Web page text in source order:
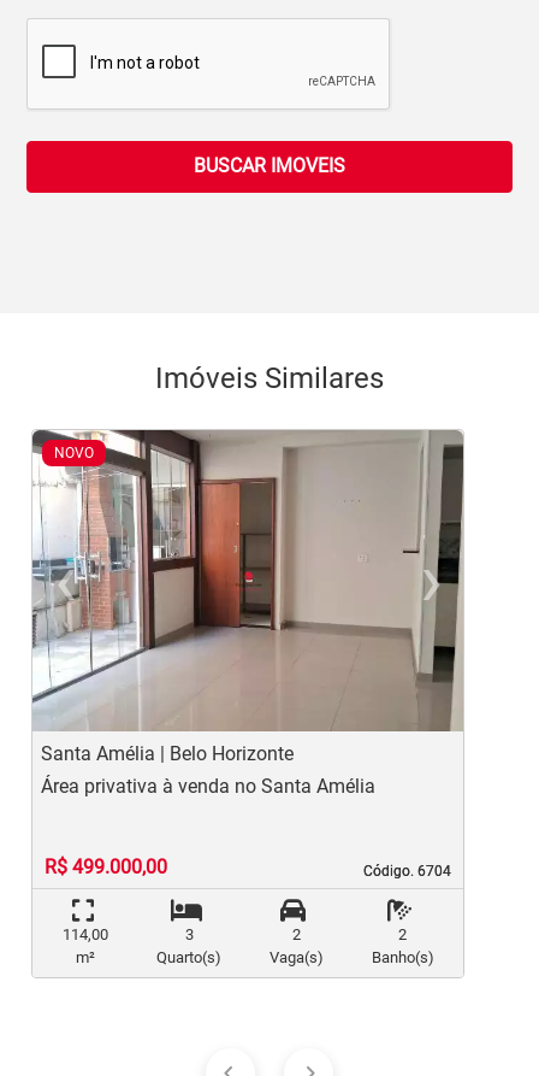
BUSCAR IMOVEIS
Imóveis Similares
NOVO
‹
Previous
›
Santa Amélia | Belo Horizonte
Código. 6704
Código. 6704
Área privativa à venda no Santa Amélia
R$ 499.000,00
114,00
m²
3
Quarto(s)
2
Vaga(s)
2
Banho(s)